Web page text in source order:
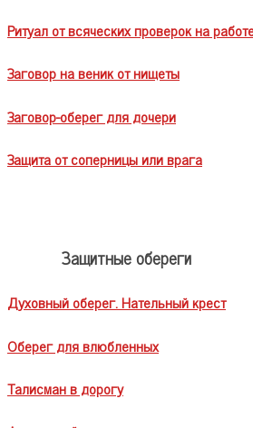
Ритуал от всяческих проверок на
Заговор на веник от нищеты
Заговор-оберег для дочери
Защита от соперницы или врага
Защитные обереги
Духовный оберег. Нательный крест
Оберег для влюбленных
Талисман в дорогу